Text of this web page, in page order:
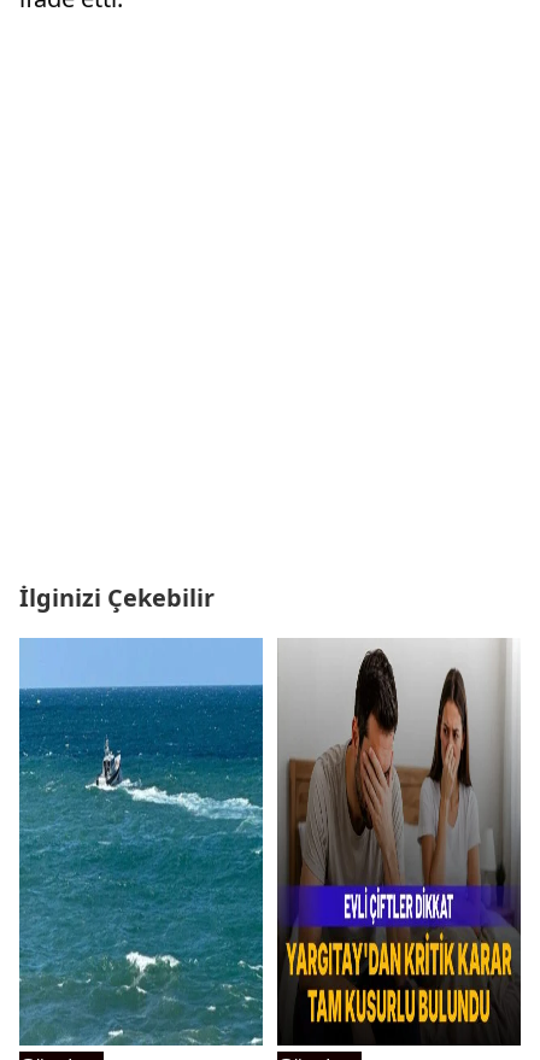
İlginizi Çekebilir